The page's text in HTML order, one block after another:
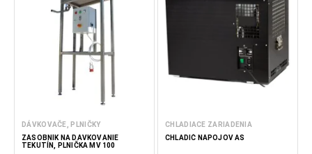
DÁVKOVAČE, PLNIČKY
ZÁSOBNÍK NA DÁVKOVANIE
TEKUTÍN, PLNIČKA MV 100
CHLADIACE ZARIADENIA
CHLADIČ NÁPOJOV AS